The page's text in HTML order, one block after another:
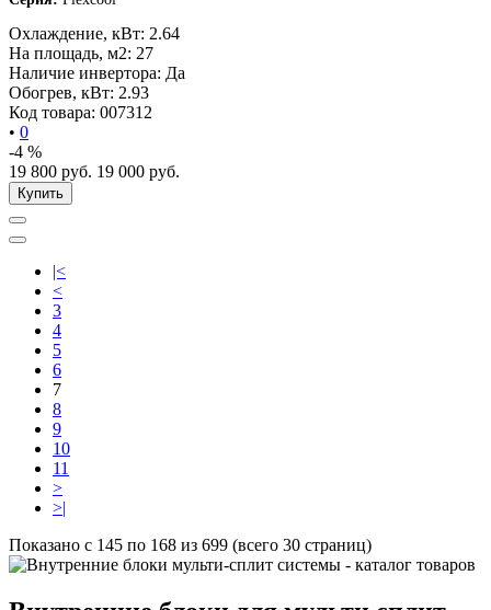
Охлаждение, кВт: 2.64
На площадь, м2: 27
Наличие инвертора: Да
Обогрев, кВт: 2.93
Код товара: 007312
• 0
-4 %
19 800 руб. 19 000 руб.
Купить
|<
<
3
4
5
6
7
8
9
10
11
>
>|
Показано с 145 по 168 из 699 (всего 30 страниц)